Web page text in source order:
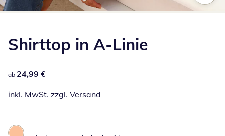
Shirttop in A-Linie
24,99 €
ab 24,99 €
inkl. MwSt. zzgl. Versand